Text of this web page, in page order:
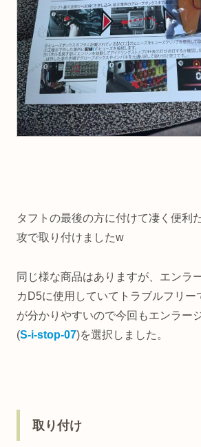
タフトの最後の方に付けて凄く便利
攻で取り付けましたw
同じ様な商品はありますが、エンラ
カD5に使用していてトラブルフリー
が分かりやすいので今回もエンラー
(S-i-stop-07)を選択しました。
取り付け